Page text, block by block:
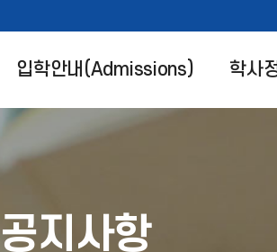
입학안내(Admissions) 학사
공지사항